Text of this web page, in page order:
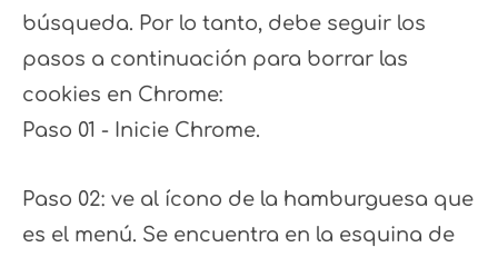
búsqueda. Por lo tanto, debe seguir los
pasos a continuación para borrar las
cookies en Chrome:
Paso 01 - Inicie Chrome.
Paso 02: ve al ícono de la hamburguesa que
es el menú. Se encuentra en la esquina de